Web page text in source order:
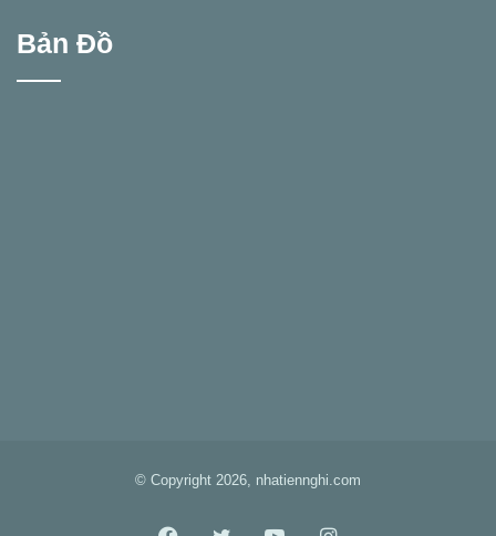
Bản Đồ
© Copyright 2026, nhatiennghi.com